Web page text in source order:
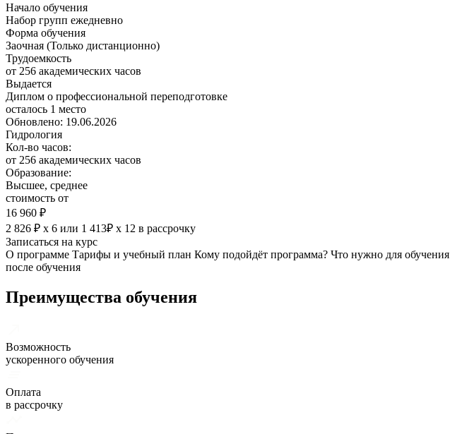
Начало обучения
Набор групп ежедневно
Форма обучения
Заочная (Только дистанционно)
Трудоемкость
от 256 академических часов
Выдается
Диплом о профессиональной переподготовке
осталось 1 место
Обновлено: 19.06.2026
Гидрология
Кол-во часов:
от 256 академических часов
Образование:
Высшее, среднее
стоимость от
16 960 ₽
2 826 ₽ х 6 или 1 413₽ х 12 в рассрочку
Записаться на курс
О программе Тарифы и учебный план Кому подойдёт программа? Что нужно для обучения
после обучения
Преимущества обучения
Возможность
ускоренного обучения
Оплата
в рассрочку